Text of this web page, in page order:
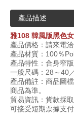
產品描述
雅108 韓風版黑色
產品價格：請來電
產品材質： 100％
產品特性：合身窄
一般尺碼：28～40
產品備註：商品圖
商品為準。
貿易資訊：貨款採
可接受短期票據支付